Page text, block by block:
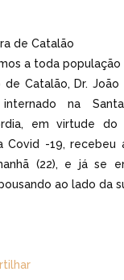
de Catalão
a toda população
Catalão, Dr. João
internado na
em virtude do
Covid -19, recebeu
(22), e já se
ao lado da